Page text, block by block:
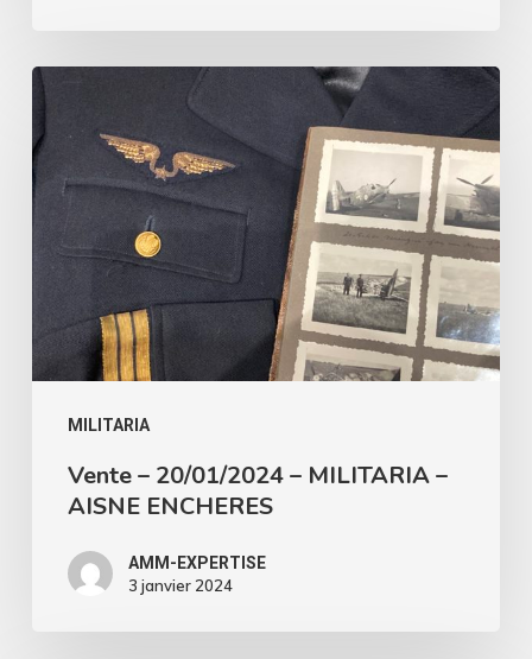
MILITARIA
Vente
20/01/2024
–
MILITARIA
AISNE
ENCHERES
Vente – 20/01/2024 – MILITARIA –
AISNE ENCHERES
AMM-EXPERTISE
3 janvier 2024